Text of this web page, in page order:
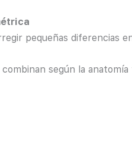
pequeñas diferencias
según la